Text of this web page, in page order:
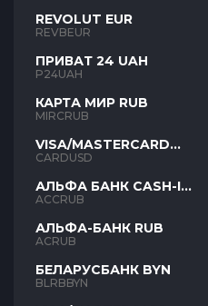
REVOLUT EUR
REVBEUR
ПРИВАТ 24 UAH
P24UAH
КАРТА МИР RUB
MIRCRUB
VISA/MASTERCARD
USD
CARDUSD
АЛЬФА БАНК CASH-IN
RUB
ACCRUB
АЛЬФА-БАНК RUB
ACRUB
БЕЛАРУСБАНК BYN
BLRBBYN